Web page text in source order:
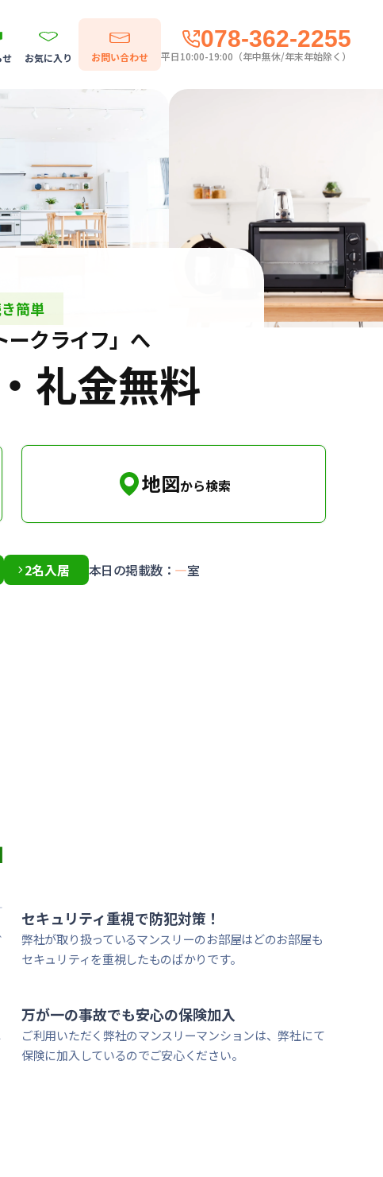
せ お気に入り お問い合わせ
078-362-2255
平日10:00-19:00（年中無休/年末年始除く）
簡単
ークライフ」へ
礼金無料
地図から検索
2名入居 本日の掲載数： —室
大学徒歩圏内
セキュリティ重視で防犯対策！
弊社が取り扱っているマンスリーのお部屋はどのお部屋も
セキュリティを重視したものばかりです。
万が一の事故でも安心の保険加入
ご利用いただく弊社のマンスリーマンションは、弊社にて
保険に加入しているのでご安心ください。